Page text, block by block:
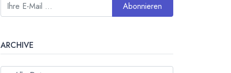
Abonnieren
ARCHIVE